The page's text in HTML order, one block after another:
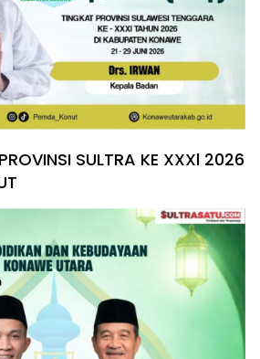
SULTRA KE XXXl 2026